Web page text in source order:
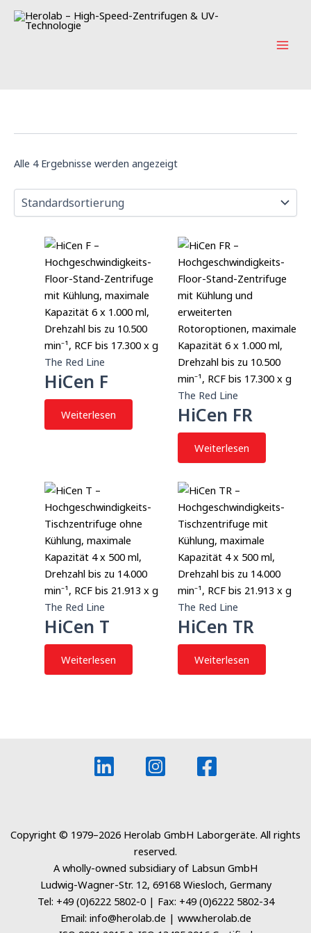
Zum
Inhalt
Alle 4 Ergebnisse werden angezeigt
The Red Line
HiCen F
Weiterlesen
The Red Line
HiCen FR
Weiterlesen
The Red Line
HiCen T
Weiterlesen
The Red Line
HiCen TR
Weiterlesen
Copyright © 1979–2026 Herolab GmbH Laborgeräte. All rights
reserved.
A wholly-owned subsidiary of Labsun GmbH
Ludwig-Wagner-Str. 12, 69168 Wiesloch, Germany
Tel: +49 (0)6222 5802-0 | Fax: +49 (0)6222 5802-34
Email: info@herolab.de | www.herolab.de